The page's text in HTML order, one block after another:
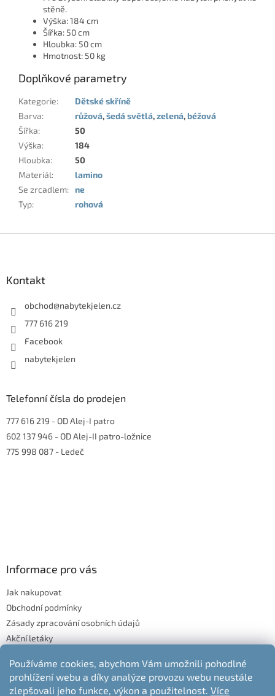
Používáme cookies, abychom Vám umožnili pohodlné
prohlížení webu a díky analýze provozu webu neustále
zlepšovali jeho funkce, výkon a použitelnost. Více
stěně.
Výška: 184 cm
Šířka: 50 cm
Hloubka: 50 cm
Hmotnost: 50 kg
Doplňkové parametry
Kategorie:
Dětské skříně
Barva: růžová,šedá světlá,zelená,béžová
Šířka:
50
Výška:
184
Hloubka:
50
Materiál:
lamino
Se zrcadlem: ne
Typ: rohová
Kontakt
obchod@nabytekjelen.cz
777 616 219
Facebook
nabytekjelen
Telefonní čísla do prodejen
777 616 219 - OD Alej-I patro
602 137 946 - OD Alej-II patro-ložnice
775 998 087 - Ledeč
Informace pro vás
Jak nakupovat
Obchodní podmínky
Zásady zpracování osobních údajů
Akční letáky
Moje objednávka
Odstoupení od kupní smlouvy